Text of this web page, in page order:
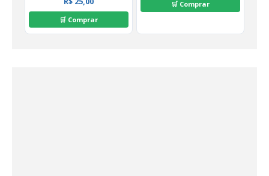
🛒 Comprar
🛒 Comprar